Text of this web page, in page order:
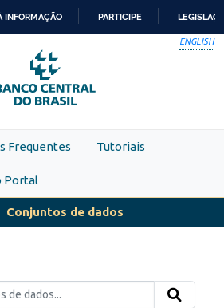
PARA
O
CONTEÚDO
INFORMAÇÃO PARTICIPE
ENGLISH
Frequentes Tutoriais
Portal
Conjuntos de dados